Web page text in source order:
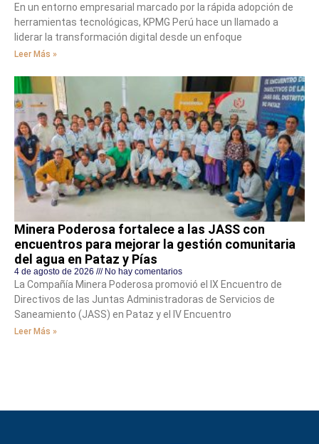
En un entorno empresarial marcado por la rápida adopción de
herramientas tecnológicas, KPMG Perú hace un llamado a
liderar la transformación digital desde un enfoque
Leer Más »
Minera Poderosa fortalece a las JASS con
encuentros para mejorar la gestión comunitaria
del agua en Pataz y Pías
4 de agosto de 2026 No hay comentarios
La Compañía Minera Poderosa promovió el IX Encuentro de
Directivos de las Juntas Administradoras de Servicios de
Saneamiento (JASS) en Pataz y el IV Encuentro
Leer Más »